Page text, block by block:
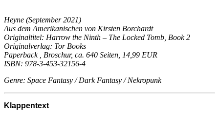
Heyne (September 2021)
Aus dem Amerikanischen von Kirsten Borchardt
Originaltitel: Harrow the Ninth – The Locked Tomb, Book 2
Originalverlag: Tor Books
Paperback , Broschur, ca. 640 Seiten, 14,99 EUR
ISBN: 978-3-453-32156-4
Genre: Space Fantasy / Dark Fantasy / Nekropunk
Klappentext